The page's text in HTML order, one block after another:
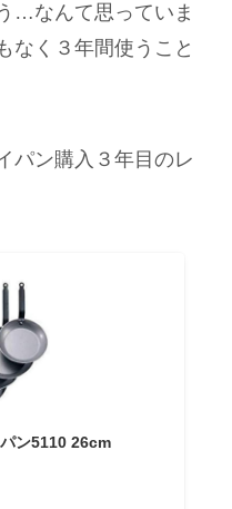
…なんて思っていま
なく３年間使うこと
パン購入３年目のレ
ン5110 26cm